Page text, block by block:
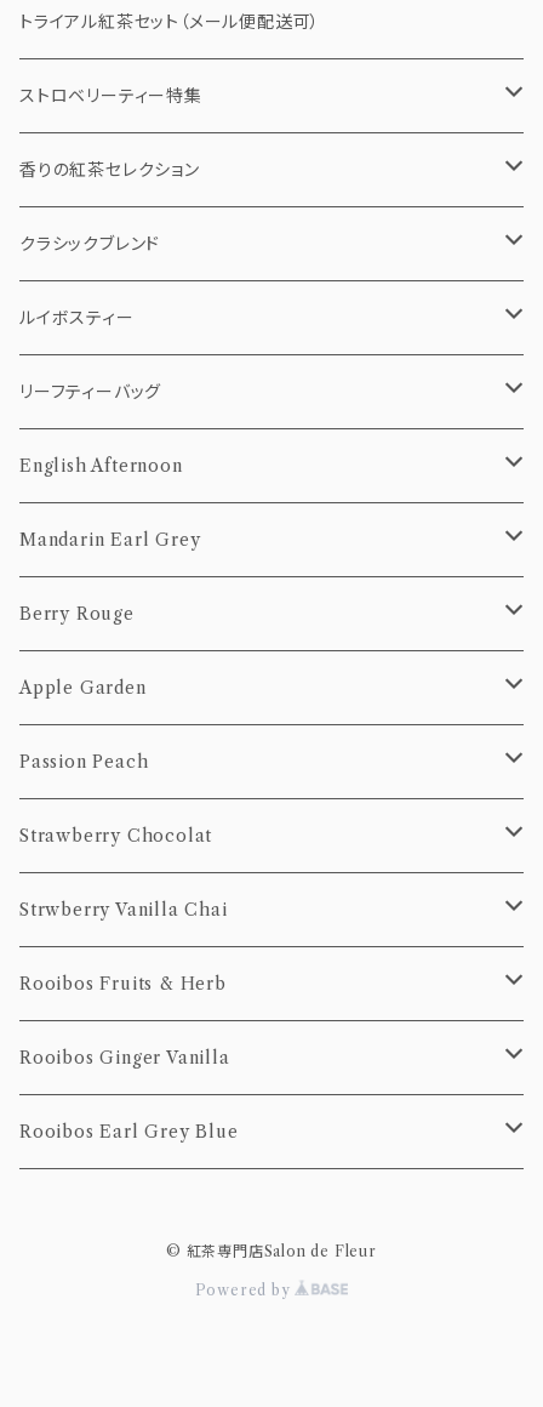
トライアル紅茶セット（メール便配送可）
ストロベリーティー特集
ストロベリーショコラ
ストロベリーバニラチャイ
ベリールージュ
香りの紅茶セレクション
ティーバッグ
5個pack
10個Pack
リーフティー（茶葉）
50g
100g
クラシックブレンド
ティーバッグ
5個pack
10個Pack
リーフティー（茶葉）
50g
100g
ルイボスティー
ティーバッグ
5個pack
10個Pack
茶葉
50g
100g
リーフティーバッグ
10個pack
20個pack
English Afternoon
ティーバッグ
10個Pack
20個Pack
茶葉
50g
100g
Mandarin Earl Grey
ティーバッグ
10個Pack
20個Pack
茶葉
50g
100g
Berry Rouge
ティーバッグ
10個Pack
20個Pack
茶葉
50g
100g
Apple Garden
ティーバッグ
10個Pack
20個Pack
茶葉
50g
100g
Passion Peach
ティーバッグ
10個pack
20個pack
Strawberry Chocolat
ティーバッグ
10個pack
20個pack
Strwberry Vanilla Chai
ティーバッグ
10個Pack
20個Pack
Rooibos Fruits & Herb
ティーバッグ
10個Pack
茶葉
Rooibos Ginger Vanilla
ティーバッグ
Rooibos Earl Grey Blue
© 紅茶専門店Salon de Fleur
Powered by